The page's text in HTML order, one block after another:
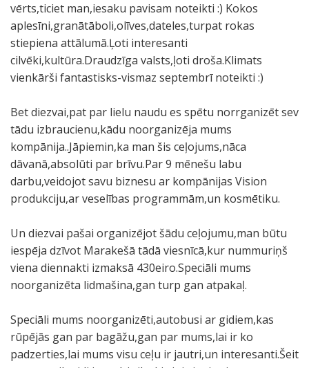
vērts,ticiet man,iesaku pavisam noteikti :) Kokos
aplesīni,granātāboli,olīves,dateles,turpat rokas
stiepiena attālumā.Ļoti interesanti
cilvēki,kultūra.Draudzīga valsts,ļoti droša.Klimats
vienkārši fantastisks-vismaz septembrī noteikti :)
Bet diezvai,pat par lielu naudu es spētu norrganizēt sev
tādu izbraucienu,kādu noorganizēja mums
kompānija..Jāpiemin,ka man šis ceļojums,nāca
dāvanā,absolūti par brīvu.Par 9 mēnešu labu
darbu,veidojot savu biznesu ar kompānijas Vision
produkciju,ar veselības programmām,un kosmētiku.
Un diezvai pašai organizējot šādu ceļojumu,man būtu
iespēja dzīvot Marakešā tādā viesnīcā,kur nummuriņš
viena diennakti izmaksā 430eiro.Speciāli mums
noorganizēta lidmašina,gan turp gan atpakaļ.
Speciāli mums noorganizēti,autobusi ar gidiem,kas
rūpējās gan par bagāžu,gan par mums,lai ir ko
padzerties,lai mums visu ceļu ir jautri,un interesanti.Šeit